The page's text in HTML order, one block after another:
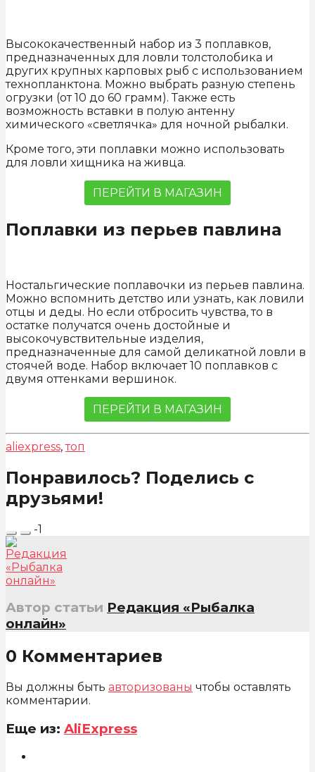
Высококачественный набор из 3 поплавков,
предназначенных для ловли толстолобика и
других крупных карповых рыб с использованием
технопланктона. Можно выбрать разную степень
огрузки (от 10 до 60 грамм). Также есть
возможность вставки в полую антенну
химического «светлячка» для ночной рыбалки.
Кроме того, эти поплавки можно использовать
для ловли хищника на живца.
ПЕРЕЙТИ В МАГАЗИН
Поплавки из перьев павлина
Ностальгические поплавочки из перьев павлина.
Можно вспомнить детство или узнать, как ловили
отцы и деды. Но если отбросить чувства, то в
остатке получатся очень достойные и
высокочувствительные изделия,
предназначенные для самой деликатной ловли в
стоячей воде. Набор включает 10 поплавков с
двумя оттенками вершинок.
ПЕРЕЙТИ В МАГАЗИН
aliexpress,топ
Понравилось? Поделись с
друзьями!
-1
Автор статьи Редакция «Рыбалка
онлайн»
0 Комментариев
Вы должны быть авторизованы чтобы оставлять
комментарии.
Еще из: AliExpress